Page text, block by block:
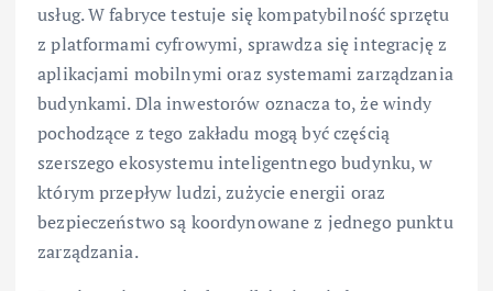
usług. W fabryce testuje się kompatybilność sprzętu
z platformami cyfrowymi, sprawdza się integrację z
aplikacjami mobilnymi oraz systemami zarządzania
budynkami. Dla inwestorów oznacza to, że windy
pochodzące z tego zakładu mogą być częścią
szerszego ekosystemu inteligentnego budynku, w
którym przepływ ludzi, zużycie energii oraz
bezpieczeństwo są koordynowane z jednego punktu
zarządzania.